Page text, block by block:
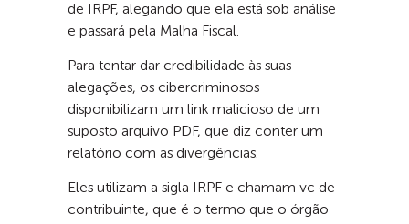
de IRPF, alegando que ela está sob análise
e passará pela Malha Fiscal.
Para tentar dar credibilidade às suas
alegações, os cibercriminosos
disponibilizam um link malicioso de um
suposto arquivo PDF, que diz conter um
relatório com as divergências.
Eles utilizam a sigla IRPF e chamam vc de
contribuinte, que é o termo que o órgão